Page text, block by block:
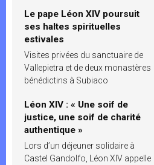
Le pape Léon XIV poursuit
ses haltes spirituelles
estivales
Visites privées du sanctuaire de
Vallepietra et de deux monastères
bénédictins à Subiaco
Léon XIV : « Une soif de
justice, une soif de charité
authentique »
Lors d’un déjeuner solidaire à
Castel Gandolfo, Léon XIV appelle